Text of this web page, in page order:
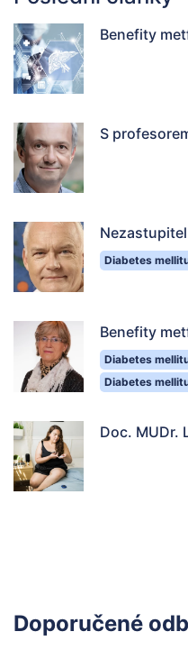
Benefity
S
Diabetes
Benefity
Diabetes
Diabetes
Doc. MUDr.
Doporučené